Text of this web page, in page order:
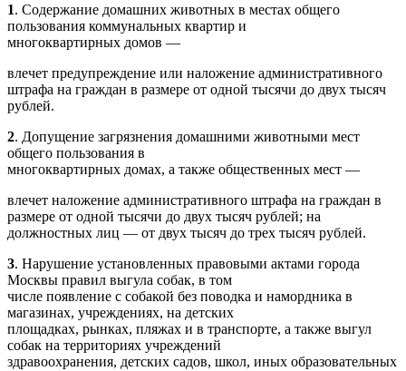
1. Содержание домашних животных в местах общего
пользования коммунальных квартир и
многоквартирных домов —
влечет предупреждение или наложение административного
штрафа на граждан в размере от одной тысячи до двух тысяч
рублей.
2. Допущение загрязнения домашними животными мест
общего пользования в
многоквартирных домах, а также общественных мест —
влечет наложение административного штрафа на граждан в
размере от одной тысячи до двух тысяч рублей; на
должностных лиц — от двух тысяч до трех тысяч рублей.
3. Нарушение установленных правовыми актами города
Москвы правил выгула собак, в том
числе появление с собакой без поводка и намордника в
магазинах, учреждениях, на детских
площадках, рынках, пляжах и в транспорте, а также выгул
собак на территориях учреждений
здравоохранения, детских садов, школ, иных образовательных